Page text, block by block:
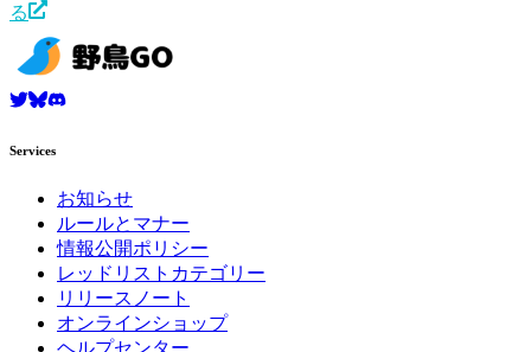
る
Services
お知らせ
ルールとマナー
情報公開ポリシー
レッドリストカテゴリー
リリースノート
オンラインショップ
ヘルプセンター